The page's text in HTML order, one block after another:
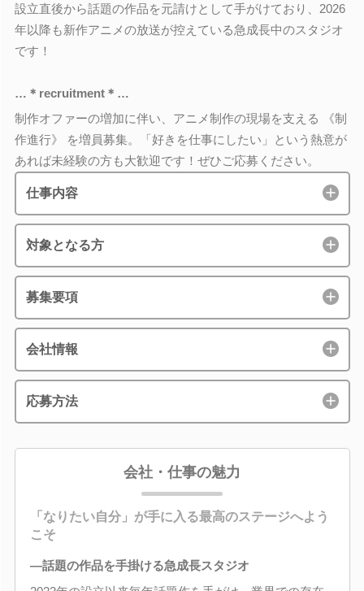
設立直後から話題の作品を元請けとして手がけており、2026
年以降も新作アニメの放送が控えている急成長中のスタジオ
です！
…＊recruitment＊…
制作オファーの増加に伴い、アニメ制作の現場を支える 《制
作進行》 を増員募集。「好きを仕事にしたい」という熱意が
あれば未経験の方も大歓迎です！ぜひご応募ください。
仕事内容
対象となる方
募集要項
会社情報
応募方法
会社・仕事の魅力
「なりたい自分」が手に入る最高のステージへよう
こそ
―話題の作品を手掛ける急成長スタジオ